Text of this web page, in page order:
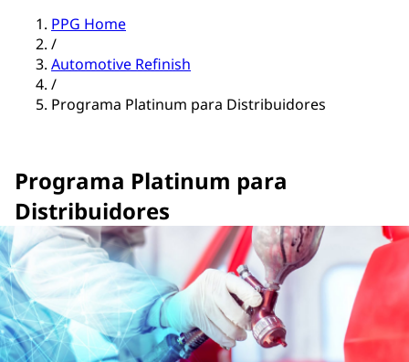
PPG Home
/
Automotive Refinish
/
Programa Platinum para Distribuidores
Programa Platinum para
Distribuidores